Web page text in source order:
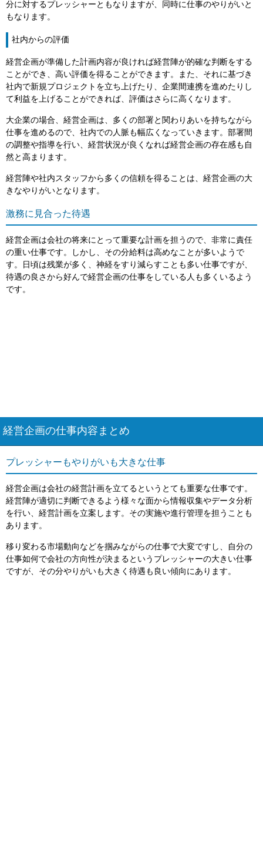
分に対するプレッシャーともなりますが、同時に仕事のやりがいと
もなります。
社内からの評価
経営企画が準備した計画内容が良ければ経営陣が的確な判断をする
ことができ、高い評価を得ることができます。また、それに基づき
社内で新規プロジェクトを立ち上げたり、企業間連携を進めたりし
て利益を上げることができれば、評価はさらに高くなります。
大企業の場合、経営企画は、多くの部署と関わりあいを持ちながら
仕事を進めるので、社内での人脈も幅広くなっていきます。部署間
の調整や指導を行い、経営状況が良くなれば経営企画の存在感も自
然と高まります。
経営陣や社内スタッフから多くの信頼を得ることは、経営企画の大
きなやりがいとなります。
激務に見合った待遇
経営企画は会社の将来にとって重要な計画を担うので、非常に責任
の重い仕事です。しかし、その分給料は高めなことが多いようで
す。日頃は残業が多く、神経をすり減らすことも多い仕事ですが、
待遇の良さから好んで経営企画の仕事をしている人も多くいるよう
です。
経営企画の仕事内容まとめ
プレッシャーもやりがいも大きな仕事
経営企画は会社の経営計画を立てるというとても重要な仕事です。
経営陣が適切に判断できるよう様々な面から情報収集やデータ分析
を行い、経営計画を立案します。その実施や進行管理を担うことも
あります。
移り変わる市場動向などを掴みながらの仕事で大変ですし、自分の
仕事如何で会社の方向性が決まるというプレッシャーの大きい仕事
ですが、その分やりがいも大きく待遇も良い傾向にあります。